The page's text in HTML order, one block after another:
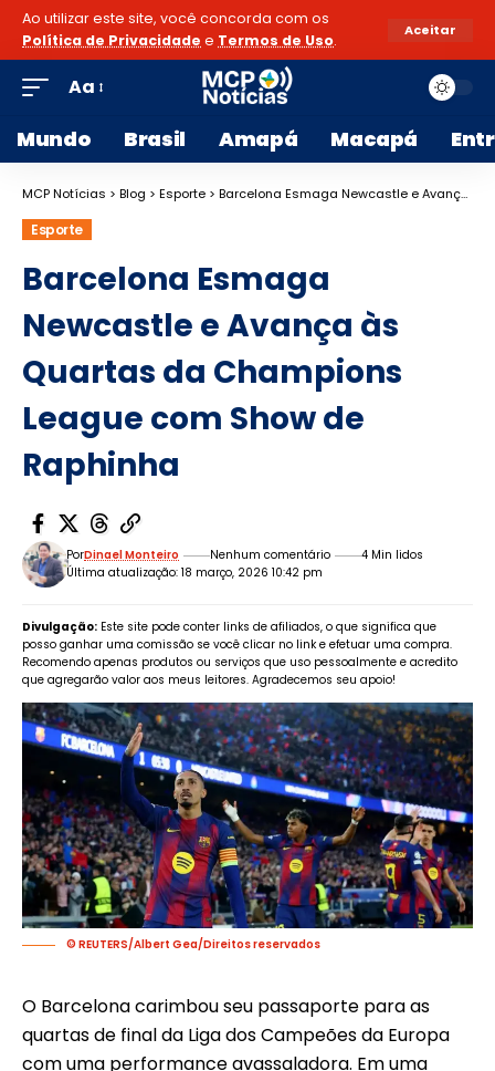
Ao utilizar este site, você concorda com os
Política de Privacidade e Termos de Uso.
Aceitar
Aa
Mundo Brasil Amapá Macapá
MCP Notícias > Blog > Esporte > Barcelona Esmaga Newcastle e Avança às Quartas da Champions League com Show de Raphinha
Esporte
Barcelona Esmaga
Newcastle e Avança às
Quartas da Champions
League com Show de
Raphinha
Última atualização: 18 março, 2026 10:42 pm
PorDinael Monteiro Nenhum comentário 4 Min lidos
Divulgação: Este site pode conter links de afiliados, o que significa que
posso ganhar uma comissão se você clicar no link e efetuar uma compra.
Recomendo apenas produtos ou serviços que uso pessoalmente e acredito
que agregarão valor aos meus leitores. Agradecemos seu apoio!
© REUTERS/Albert Gea/Direitos reservados
O Barcelona carimbou seu passaporte para as
quartas de final da Liga dos Campeões da Europa
com uma performance avassaladora. Em uma